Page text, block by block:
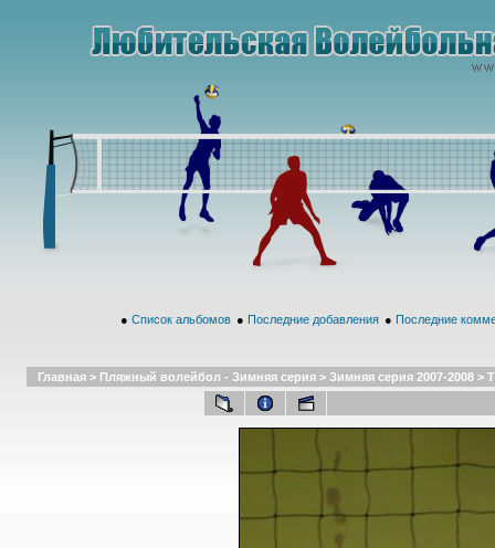
● Список альбомов ● Последние добавления ● Последние
Главная > Пляжный волейбол - Зимняя серия > Зимняя серия 2007-2008 >